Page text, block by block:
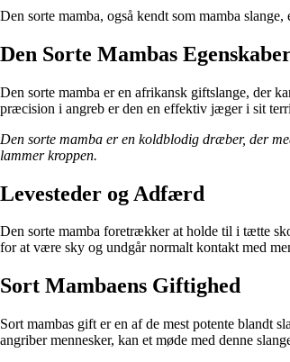
Den sorte mamba, også kendt som mamba
Den Sorte Mambas
Den sorte mamba er en afrikansk giftslange, der
præcision i angreb er den en effektiv jæger i sit
Den sorte mamba er en koldblodig dræber, der
lammer kroppen.
Levesteder og Adfærd
Den sorte mamba foretrækker at holde til i tætte
for at være sky og undgår normalt kontakt med
Sort Mambaens Giftighed
Sort mambas gift er en af de mest potente blandt
angriber mennesker, kan et møde med denne